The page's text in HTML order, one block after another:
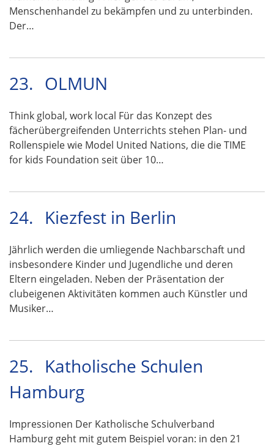
Menschenhandel zu bekämpfen und zu unterbinden.
Der…
23. OLMUN
Think global, work local Für das Konzept des
fächerübergreifenden Unterrichts stehen Plan- und
Rollenspiele wie Model United Nations, die die TIME
for kids Foundation seit über 10…
24. Kiezfest in Berlin
Jährlich werden die umliegende Nachbarschaft und
insbesondere Kinder und Jugendliche und deren
Eltern eingeladen. Neben der Präsentation der
clubeigenen Aktivitäten kommen auch Künstler und
Musiker…
25. Katholische Schulen
Hamburg
Impressionen Der Katholische Schulverband
Hamburg geht mit gutem Beispiel voran: in den 21